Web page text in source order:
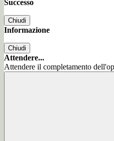
Successo
Chiudi
Informazione
Chiudi
Attendere...
Attendere il completamento